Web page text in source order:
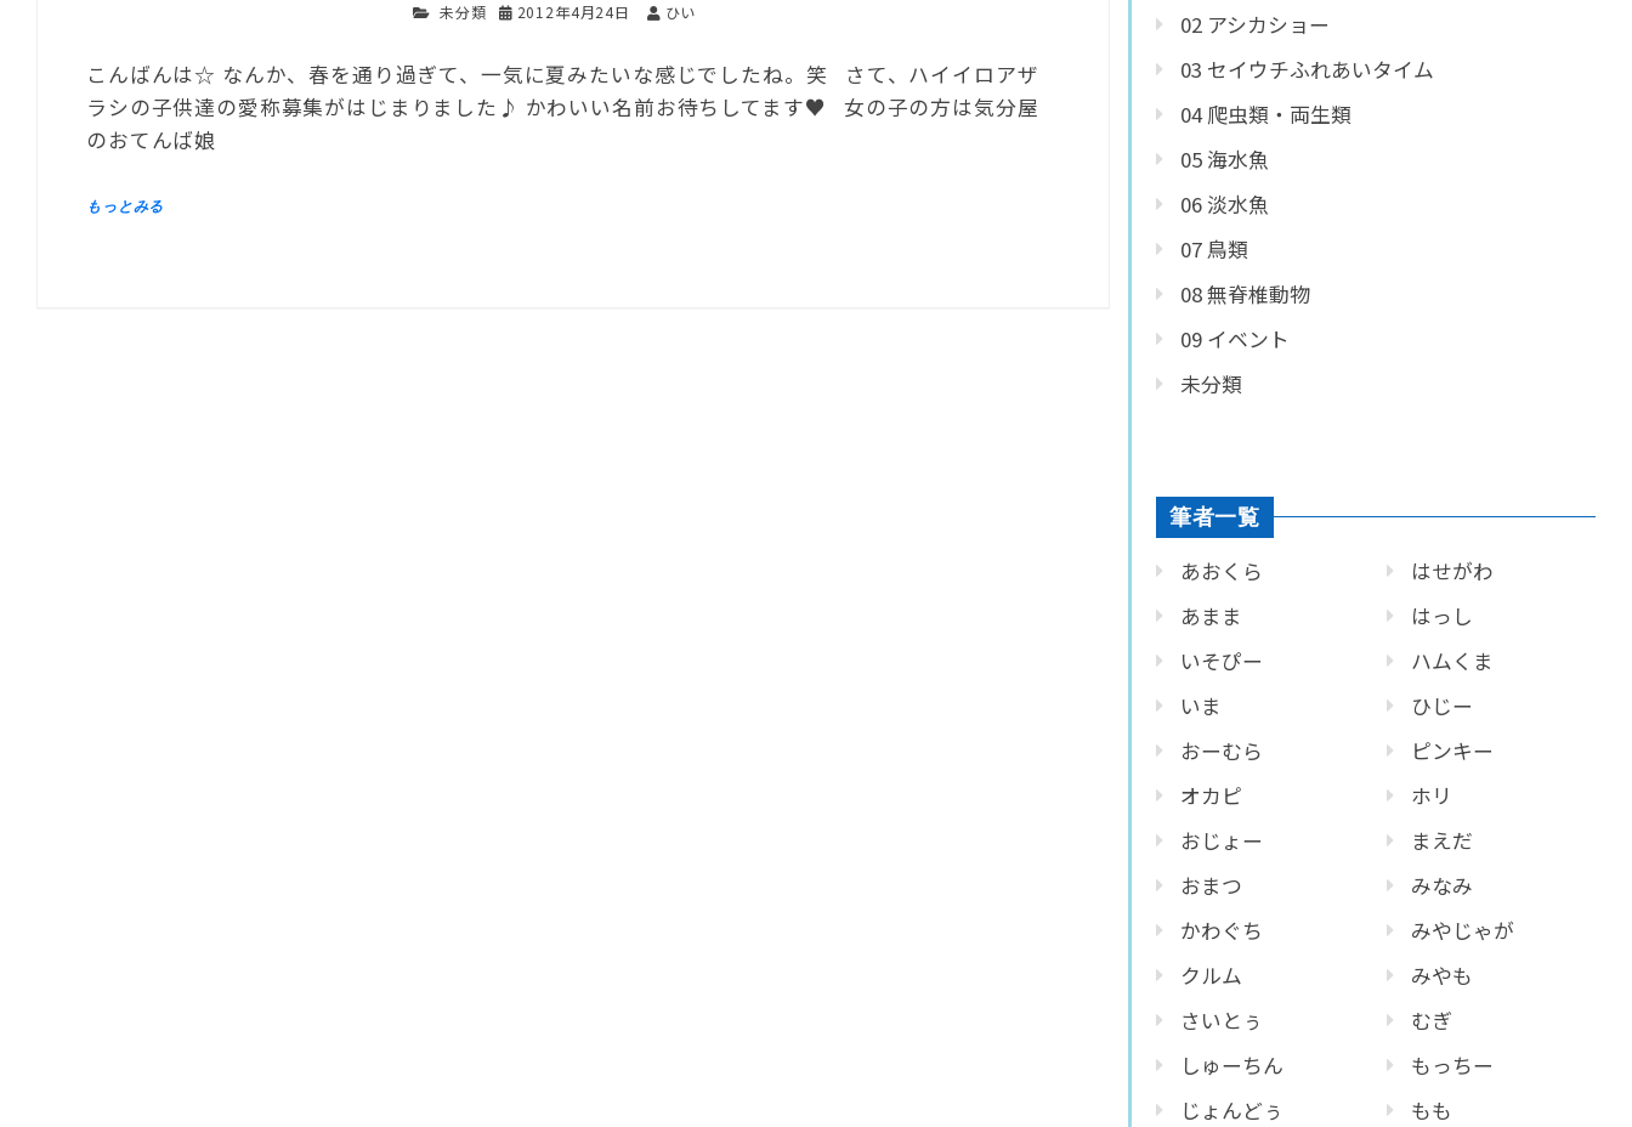
未分類 2012年4月24日 ひい
こんばんは☆ なんか、春を通り過ぎて、一気に夏みたいな感じでしたね。笑 さて、ハイイロアザ
ラシの子供達の愛称募集がはじまりました♪ かわいい名前お待ちしてます♥ 女の子の方は気分屋
のおてんば娘
02 アシカショー
03 セイウチふれあいタイム
04 爬虫類・両生類
05 海水魚
06 淡水魚
07 鳥類
08 無脊椎動物
09 イベント
未分類
筆者一覧
あおくら
あまま
いそぴー
いま
おーむら
オカピ
おじょー
おまつ
かわぐち
クルム
さいとぅ
しゅーちん
じょんどぅ
はせがわ
はっし
ハムくま
ひじー
ピンキー
ホリ
まえだ
みなみ
みやじゃが
みやも
むぎ
もっちー
もも